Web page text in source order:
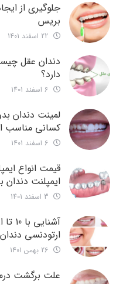
جلوگیری از
بریس
دندان عقل
دارد؟
لمینت دندان
کسانی مناسب
ایمپلنت دندان
ارتودنسی دندان
علت برگشت